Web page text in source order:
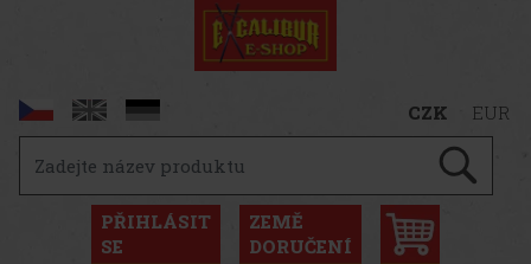
CZK EUR
PŘIHLÁSIT
SE
ZEMĚ
DORUČENÍ